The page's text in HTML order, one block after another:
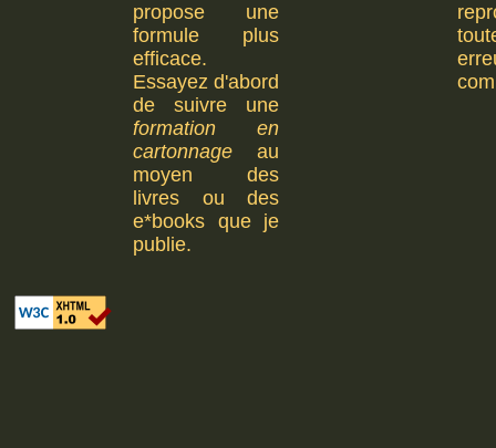
propose une
formule plus
efficace.
Essayez d'abord
de suivre une
formation en
cartonnage au
moyen des
livres ou des
e*books que je
publie.